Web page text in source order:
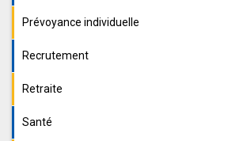
Prévoyance individuelle
Recrutement
Retraite
Santé